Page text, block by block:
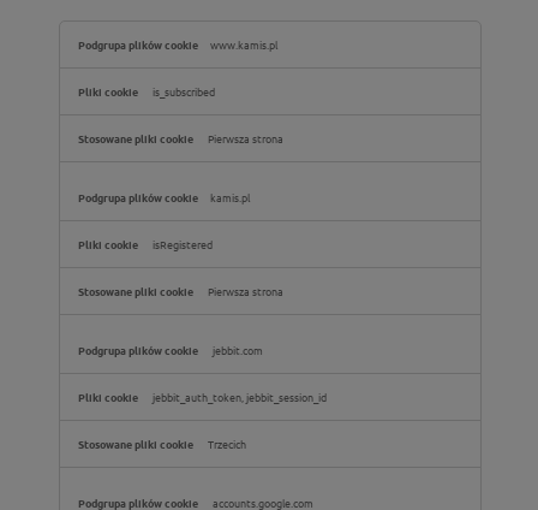
pliki
www.kamis.pl
is_subscribed
Pierwsza strona
kamis.pl
isRegistered
Pierwsza strona
jebbit.com
jebbit_auth_token, jebbit_session_id
Trzecich
accounts.google.com